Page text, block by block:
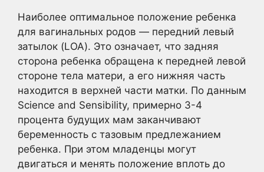
Наиболее оптимальное положение ребенка
для вагинальных родов — передний левый
затылок (LOA). Это означает, что задняя
сторона ребенка обращена к передней левой
стороне тела матери, а его нижняя часть
находится в верхней части матки. По данным
Science and Sensibility, примерно 3-4
процента будущих мам заканчивают
беременность с тазовым предлежанием
ребенка. При этом младенцы могут
двигаться и менять положение вплоть до